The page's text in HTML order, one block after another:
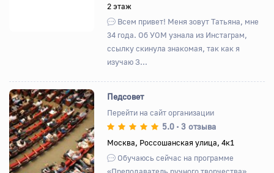
2 этаж
Всем привет! Меня зовут Татьяна, мне
34 года. Об УОМ узнала из Инстаграм,
ссылку скинула знакомая, так как я
изучаю З...
Назад Вперед
Педсовет
Перейти на сайт организации
5.0 • 3 отзыва
Москва, Россошанская улица, 4к1
Обучаюсь сейчас на программе
«Преподаватель ручного творчества».